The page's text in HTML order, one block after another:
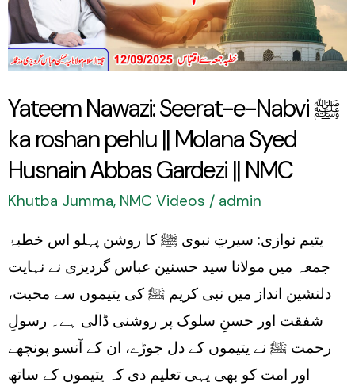
Yateem Nawazi: Seerat-e-Nabvi ﷺ
ka roshan pehlu || Molana Syed
Husnain Abbas Gardezi || NMC
Khutba Jumma, NMC Videos / admin
یتیم نوازی: سیرتِ نبوی ﷺ کا روشن پہلو اس خطبۂ
جمعہ میں مولانا سید حسنین عباس گردیزی نے نہایت
دلنشین انداز میں نبی کریم ﷺ کی یتیموں سے محبت،
شفقت اور حسنِ سلوک پر روشنی ڈالی ہے۔ رسولِ
رحمت ﷺ نے یتیموں کے دل جوڑے، ان کے آنسو پونچھے
اور امت کو بھی یہی تعلیم دی کہ یتیموں کے ساتھ
ﷺ
ka
pehlu
||
Molana
Abbas
Gardezi
||
NMC